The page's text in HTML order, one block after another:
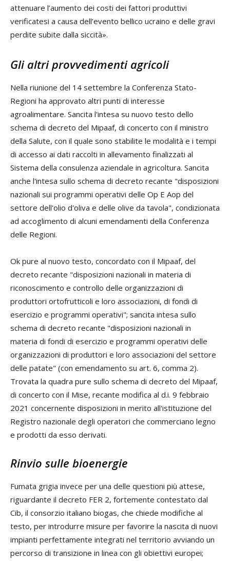
attenuare l’aumento dei costi dei fattori produttivi
verificatesi a causa dell’evento bellico ucraino e delle gravi
perdite subite dalla siccità».
Gli altri provvedimenti agricoli
Nella riunione del 14 settembre la Conferenza Stato-
Regioni ha approvato altri punti di interesse
agroalimentare. Sancita l'intesa su nuovo testo dello
schema di decreto del Mipaaf, di concerto con il ministro
della Salute, con il quale sono stabilite le modalità e i tempi
di accesso ai dati raccolti in allevamento finalizzati al
Sistema della consulenza aziendale in agricoltura. Sancita
anche l'intesa sullo schema di decreto recante "disposizioni
nazionali sui programmi operativi delle Op E Aop del
settore dell'olio d'oliva e delle olive da tavola", condizionata
ad accoglimento di alcuni emendamenti della Conferenza
delle Regioni.
Ok pure al nuovo testo, concordato con il Mipaaf, del
decreto recante "disposizioni nazionali in materia di
riconoscimento e controllo delle organizzazioni di
produttori ortofrutticoli e loro associazioni, di fondi di
esercizio e programmi operativi"; sancita intesa sullo
schema di decreto recante "disposizioni nazionali in
materia di fondi di esercizio e programmi operativi delle
organizzazioni di produttori e loro associazioni del settore
delle patate" (con emendamento su art. 6, comma 2).
Trovata la quadra pure sullo schema di decreto del Mipaaf,
di concerto con il Mise, recante modifica al d.i. 9 febbraio
2021 concernente disposizioni in merito all'istituzione del
Registro nazionale degli operatori che commerciano legno
e prodotti da esso derivati.
Rinvio sulle bioenergie
Fumata grigia invece per una delle questioni più attese,
riguardante il decreto FER 2, fortemente contestato dal
Cib, il consorzio italiano biogas, che chiede modifiche al
testo, per introdurre misure per favorire la nascita di nuovi
impianti perfettamente integrati nel territorio avviando un
percorso di transizione in linea con gli obiettivi europei;